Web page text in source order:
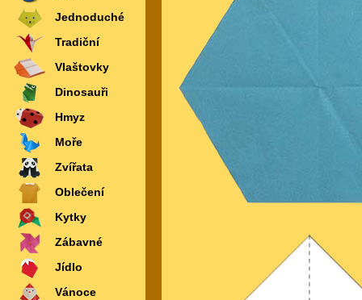
Jednoduché
Tradiční
Vlaštovky
Dinosauři
Hmyz
Moře
Zvířata
Oblečení
Kytky
Zábavné
Jídlo
Vánoce